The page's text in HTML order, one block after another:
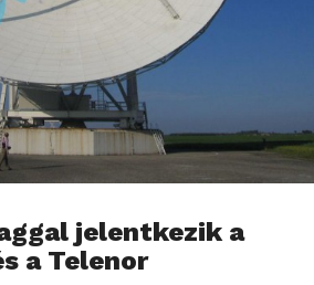
jelentkezik a
a Telenor